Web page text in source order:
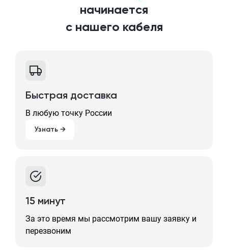
начинается
с нашего кабеля
Быстрая доставка
В любую точку России
Узнать →
15 минут
За это время мы рассмотрим вашу заявку и
перезвоним